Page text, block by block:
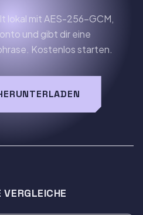
lokal mit AES-256-GCM,
und gibt dir eine
Kostenlos starten.
VERGLEICHE